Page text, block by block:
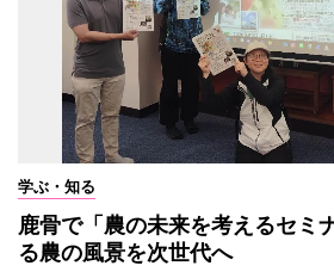
学ぶ・知る
鹿骨で「農の未来を考えるセ
る農の風景を次世代へ